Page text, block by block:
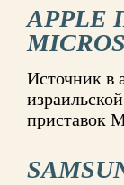
Источник в
приставок